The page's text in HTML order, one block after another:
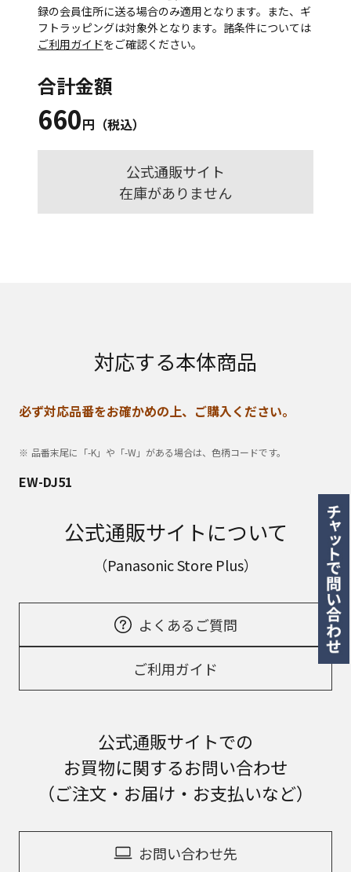
録の会員住所に送る場合のみ適用となります。また、ギ
フトラッピングは対象外となります。諸条件については
ご利用ガイドをご確認ください。
合計金額
660円（税込）
公式通販サイト
在庫がありません
対応する本体商品
必ず対応品番をお確かめの上、ご購入ください。
品番末尾に「-K」や「-W」がある場合は、色柄コードです。
EW-DJ51
公式通販サイトについて
（Panasonic Store Plus）
よくあるご質問
ご利用ガイド
公式通販サイトでの
お買物に関するお問い合わせ
（ご注文・お届け・お支払いなど）
お問い合わせ先